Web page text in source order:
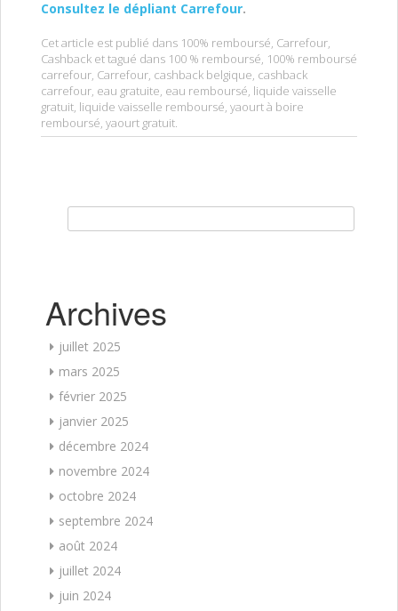
Consultez le dépliant Carrefour.
Cet article est publié dans 100% remboursé, Carrefour,
Cashback et tagué dans 100 % remboursé, 100% remboursé
carrefour, Carrefour, cashback belgique, cashback
carrefour, eau gratuite, eau remboursé, liquide vaisselle
gratuit, liquide vaisselle remboursé, yaourt à boire
remboursé, yaourt gratuit.
Archives
juillet 2025
mars 2025
février 2025
janvier 2025
décembre 2024
novembre 2024
octobre 2024
septembre 2024
août 2024
juillet 2024
juin 2024